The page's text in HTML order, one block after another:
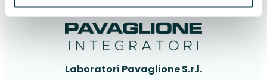
Laboratori Pavaglione S.r.l.